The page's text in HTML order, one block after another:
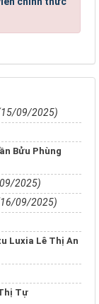
09/2025)
Bửu Phùng
2025)
09/2025)
Luxia Lê Thị An
Tự